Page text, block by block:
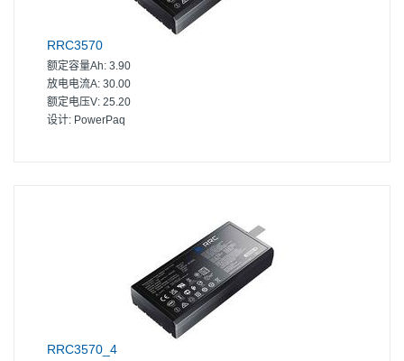
RRC3570
额定容量Ah: 3.90
放电电流A: 30.00
额定电压V: 25.20
设计: PowerPaq
RRC3570_4